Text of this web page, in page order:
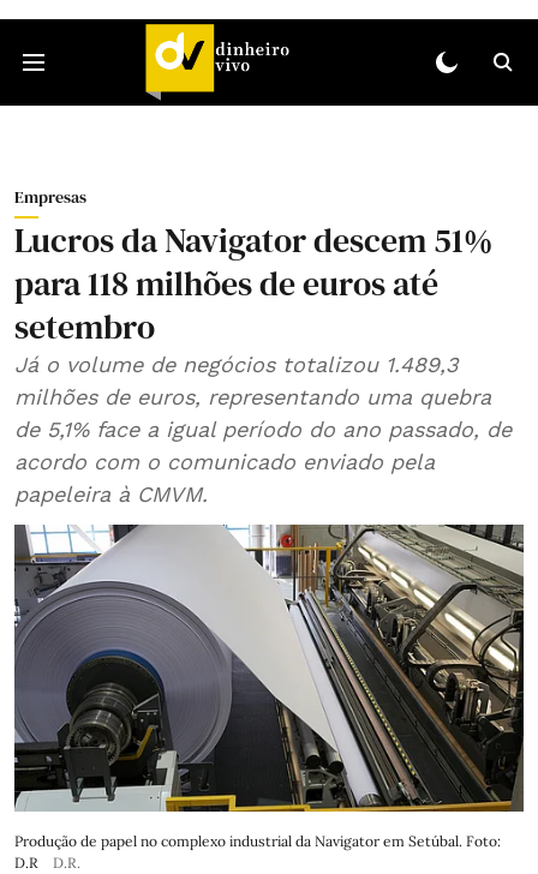
Empresas
Lucros da Navigator descem 51%
para 118 milhões de euros até
setembro
Já o volume de negócios totalizou 1.489,3
milhões de euros, representando uma quebra
de 5,1% face a igual período do ano passado, de
acordo com o comunicado enviado pela
papeleira à CMVM.
Produção de papel no complexo industrial da Navigator em Setúbal. Foto:
D.R
D.R.